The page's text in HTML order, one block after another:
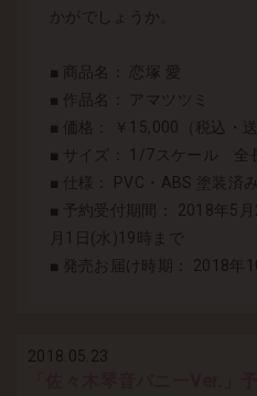
かがでしょうか。
■ 商品名： 恋塚 愛
■ 作品名： アマツツミ
■ 価格： ￥15,000（税込・送
■ サイズ： 1/7スケール 全
■ 仕様： PVC・ABS 塗装済
■ 予約受付期間： 2018年5
月1日(水)19時まで
■ 発売お届け時期： 2018年
2018.05.23